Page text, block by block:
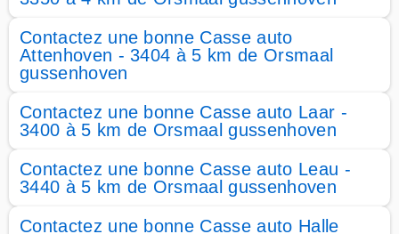
Contactez une bonne Casse auto
Attenhoven - 3404 à 5 km de Orsmaal
gussenhoven
Contactez une bonne Casse auto Laar -
3400 à 5 km de Orsmaal gussenhoven
Contactez une bonne Casse auto Leau -
3440 à 5 km de Orsmaal gussenhoven
Contactez une bonne Casse auto Halle